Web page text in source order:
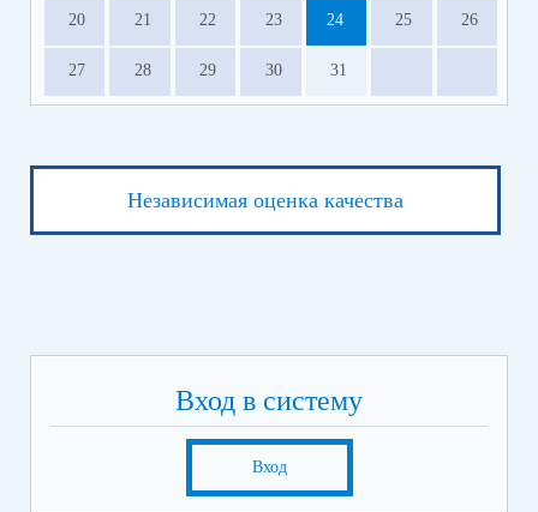
20 21 22 23 24 25 26
27 28 29 30 31
Независимая оценка качества
Вход в систему
Вход